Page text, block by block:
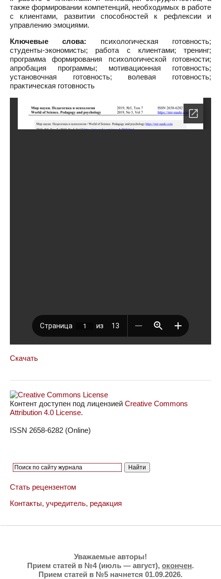
также формировании компетенций, необходимых в работе
с клиентами, развитии способностей к рефлексии и
управлению эмоциями.
Ключевые слова: психологическая готовность;
студенты-экономисты; работа с клиентами; тренинг;
программа формирования психологической готовности;
апробация программы; мотивационная готовность;
установочная готовность; волевая готовность;
практическая готовность
Скачать
Контент доступен под лицензией Creative Commons
Attribution 4.0 License.
ISSN 2658-6282 (Online)
Стать рецензентом
Контакты, учредитель, редакция
Уважаемые авторы!
Прием статей в №4 (июль — август), окончен.
Прием статей в №5 начнется 01.09.2026.